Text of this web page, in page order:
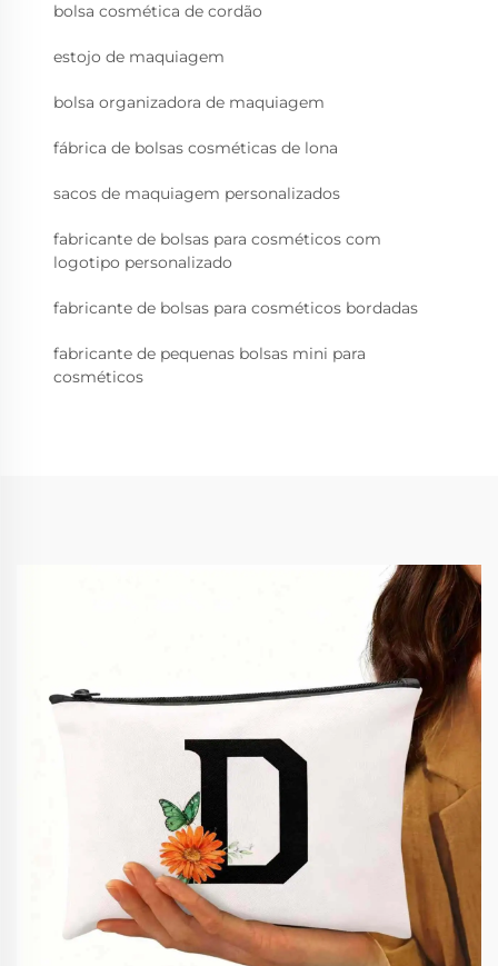
bolsa cosmética de cordão
estojo de maquiagem
bolsa organizadora de maquiagem
fábrica de bolsas cosméticas de lona
sacos de maquiagem personalizados
fabricante de bolsas para cosméticos com
logotipo personalizado
fabricante de bolsas para cosméticos bordadas
fabricante de pequenas bolsas mini para
cosméticos